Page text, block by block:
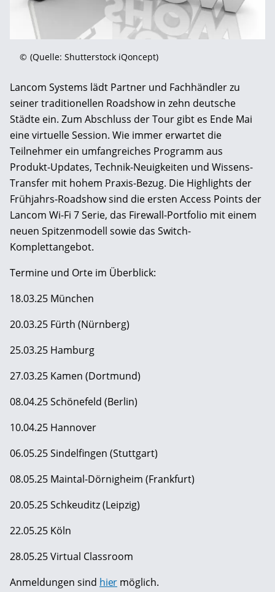
© (Quelle: Shutterstock iQoncept)
Lancom Systems lädt Partner und Fachhändler zu
seiner traditionellen Roadshow in zehn deutsche
Städte ein. Zum Abschluss der Tour gibt es Ende Mai
eine virtuelle Session. Wie immer erwartet die
Teilnehmer ein umfangreiches Programm aus
Produkt-Updates, Technik-Neuigkeiten und Wissens-
Transfer mit hohem Praxis-Bezug. Die Highlights der
Frühjahrs-Roadshow sind die ersten Access Points der
Lancom Wi-Fi 7 Serie, das Firewall-Portfolio mit einem
neuen Spitzenmodell sowie das Switch-
Komplettangebot.
Termine und Orte im Überblick:
18.03.25 München
20.03.25 Fürth (Nürnberg)
25.03.25 Hamburg
27.03.25 Kamen (Dortmund)
08.04.25 Schönefeld (Berlin)
10.04.25 Hannover
06.05.25 Sindelfingen (Stuttgart)
08.05.25 Maintal-Dörnigheim (Frankfurt)
20.05.25 Schkeuditz (Leipzig)
22.05.25 Köln
28.05.25 Virtual Classroom
Anmeldungen sind hier möglich.